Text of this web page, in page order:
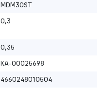
MDM30ST
0,3
0,35
КА-00025698
4660248010504